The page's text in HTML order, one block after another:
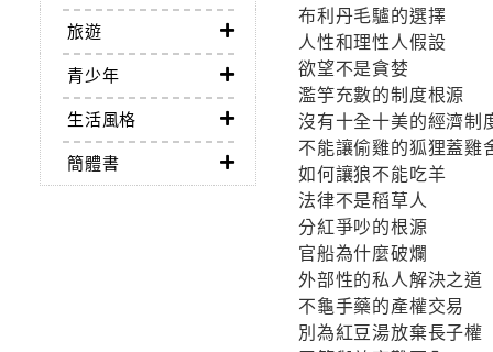
旅遊
青少年
生活風格
簡體書
布利丹毛驢的選擇
人性和理性人假設
欲望不是貪婪
濫竽充數的制度根源
沒有十全十美的經濟制
不能讓偷雞的狐狸蓋雞
如何讓狼不能吃羊
法律不是稻草人
分紅爭吵的根源
官船為什麼破爛
外部性的私人解決之道
不龜手藥的產權交易
別為紅豆湯放棄長子權